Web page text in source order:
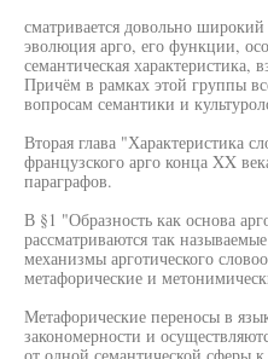
сматривается довольно
эволюция арго, его функции,
семантическая характеристика,
Причём в рамках этой группы
вопросам семантики и
Вторая глава "Характеристика
французского арго конца XX
параграфов.
В §1 "Образность как основа
рассматриваются так
механизмы арготического
метафорические и
Метафорические переносы в
закономерности и